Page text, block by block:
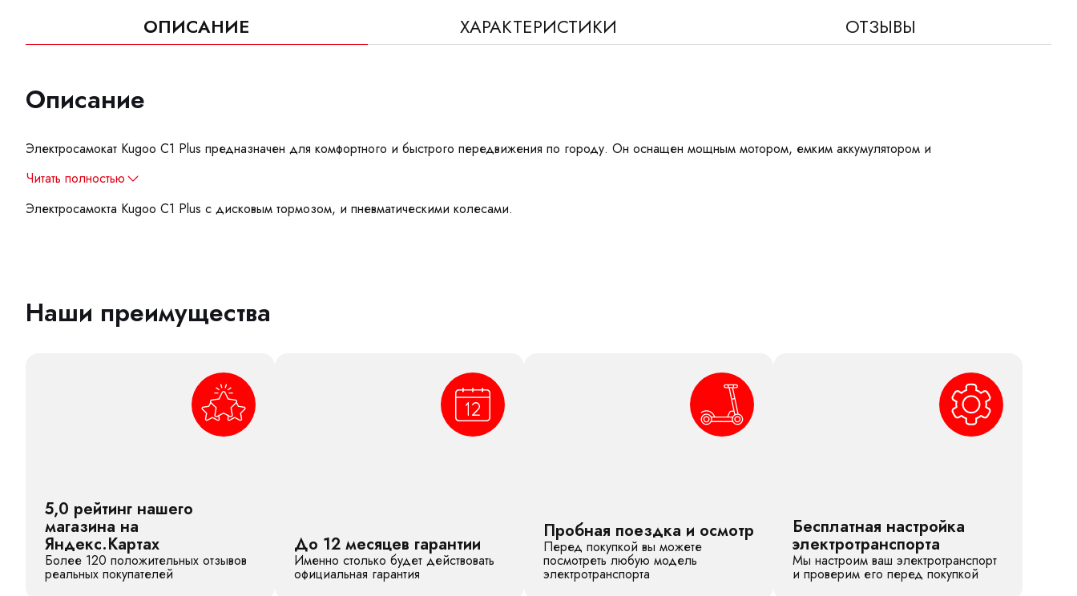
ОПИСАНИЕ ХАРАКТЕРИСТИКИ ОТЗЫВЫ
Описание
Электросамокат Kugoo C1 Plus предназначен для комфортного и быстрого передвижения по городу. Он оснащен мощным мотором, емким аккумулятором и
Читать полностью
Электросамокта Kugoo C1 Plus с дисковым тормозом, и пневматическими колесами.
Наши преимущества
5,0 рейтинг нашего
магазина на
Яндекс.Картах
Более 120 положительных отзывов
реальных покупателей
До 12 месяцев гарантии
Именно столько будет действовать
официальная гарантия
Пробная поездка и осмотр
Перед покупкой вы можете
посмотреть любую модель
электротранспорта
Бесплатная настройка
электротранспорта
Мы настроим ваш электротранспорт
и проверим его перед покупкой